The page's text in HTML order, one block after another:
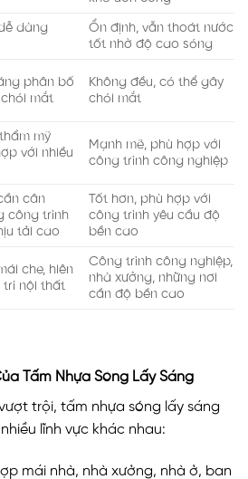
dàng
Ổn định, vẫn thoát nước
tốt nhờ độ cao sóng
phân bố
mắt
Không đều, có thể gây
chói mắt
mỹ
với nhiều
Mạnh mẽ, phù hợp với
công trình công nghiệp
cân
công trình
tải cao
Tốt hơn, phù hợp với
công trình yêu cầu độ
bền cao
che, hiên
trí nội thất
Công trình công nghiệp,
nhà xưởng, những nơi
cần độ bền cao
Tấm Nhựa Sóng Lấy Sáng
trội, tấm nhựa sóng lấy sáng
lĩnh vực khác nhau:
mái nhà, nhà xưởng, nhà ở, ban